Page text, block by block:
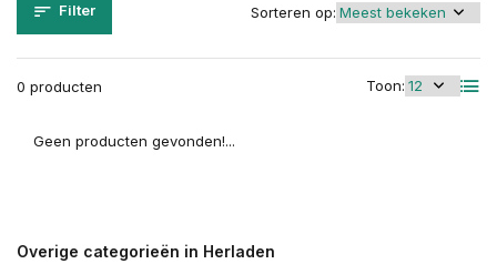
Filter
0 producten Toon:
Sorteren op:
Geen producten gevonden!...
Overige categorieën in Herladen